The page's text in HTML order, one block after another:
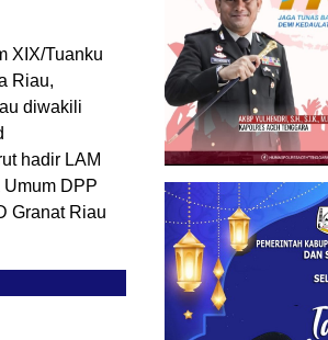
XIX/Tuanku
Riau,
diwakili
hadir LAM
DPP
Granat Riau